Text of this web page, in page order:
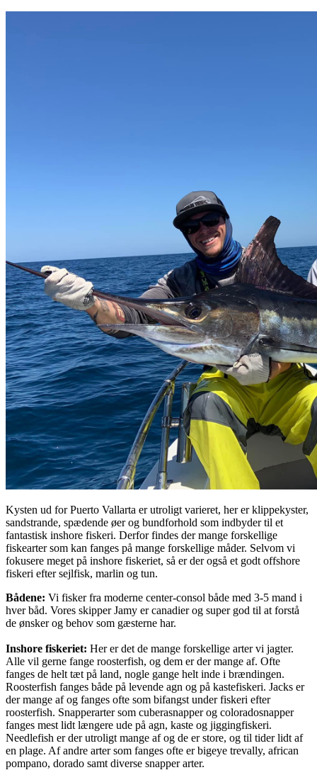
Kysten ud for Puerto Vallarta er utroligt varieret, her er klippekyster,
sandstrande, spædende øer og bundforhold som indbyder til et
fantastisk inshore fiskeri. Derfor findes der mange forskellige
fiskearter som kan fanges på mange forskellige måder. Selvom vi
fokusere meget på inshore fiskeriet, så er der også et godt offshore
fiskeri efter sejlfisk, marlin og tun.
Bådene: Vi fisker fra moderne center-consol både med 3-5 mand i
hver båd. Vores skipper Jamy er canadier og super god til at forstå
de ønsker og behov som gæsterne har.
Inshore fiskeriet: Her er det de mange forskellige arter vi jagter.
Alle vil gerne fange roosterfish, og dem er der mange af. Ofte
fanges de helt tæt på land, nogle gange helt inde i brændingen.
Roosterfish fanges både på levende agn og på kastefiskeri. Jacks er
der mange af og fanges ofte som bifangst under fiskeri efter
roosterfish. Snapperarter som cuberasnapper og coloradosnapper
fanges mest lidt længere ude på agn, kaste og jiggingfiskeri.
Needlefish er der utroligt mange af og de er store, og til tider lidt af
en plage. Af andre arter som fanges ofte er bigeye trevally, african
pompano, dorado samt diverse snapper arter.